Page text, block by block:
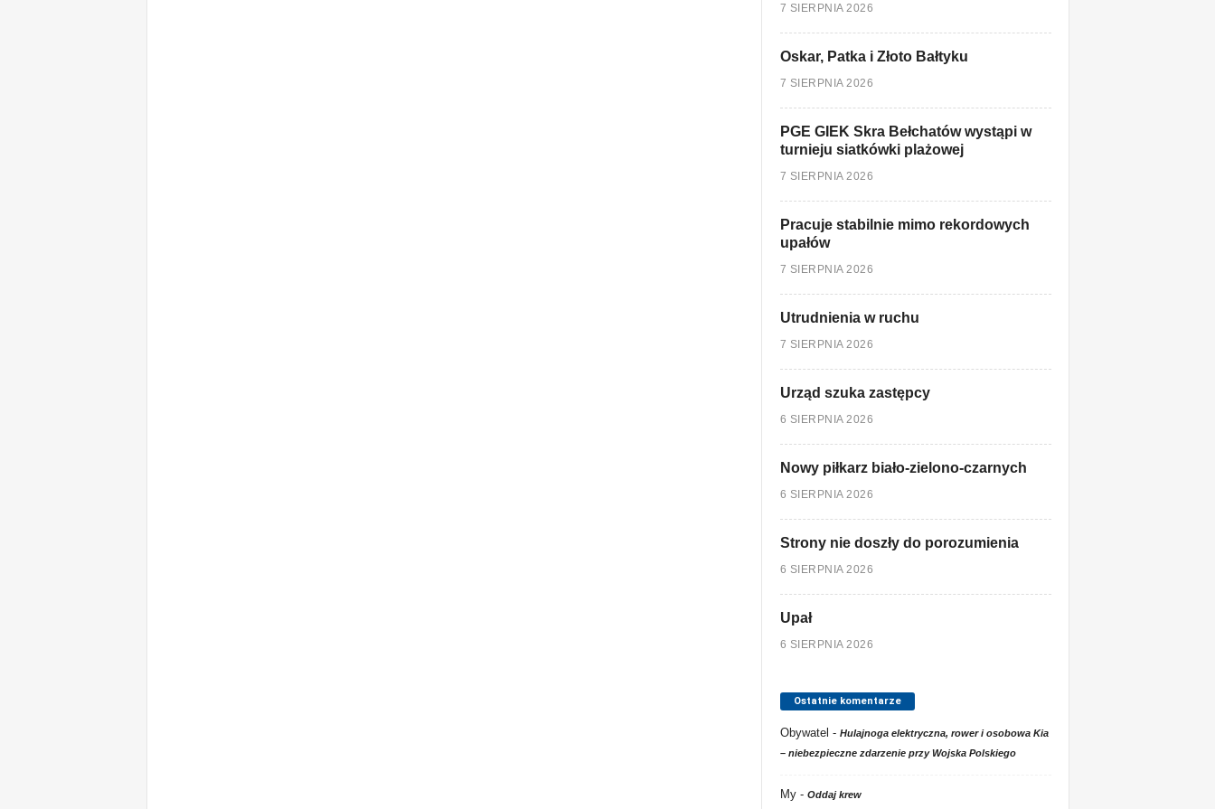
7 SIERPNIA 2026
Oskar, Patka i Złoto Bałtyku
7 SIERPNIA 2026
PGE GIEK Skra Bełchatów wystąpi w
turnieju siatkówki plażowej
7 SIERPNIA 2026
Pracuje stabilnie mimo rekordowych
upałów
7 SIERPNIA 2026
Utrudnienia w ruchu
7 SIERPNIA 2026
Urząd szuka zastępcy
6 SIERPNIA 2026
Nowy piłkarz biało-zielono-czarnych
6 SIERPNIA 2026
Strony nie doszły do porozumienia
6 SIERPNIA 2026
Upał
6 SIERPNIA 2026
Ostatnie komentarze
Obywatel - Hulajnoga elektryczna, rower i osobowa Kia
– niebezpieczne zdarzenie przy Wojska Polskiego
My- Oddaj krew